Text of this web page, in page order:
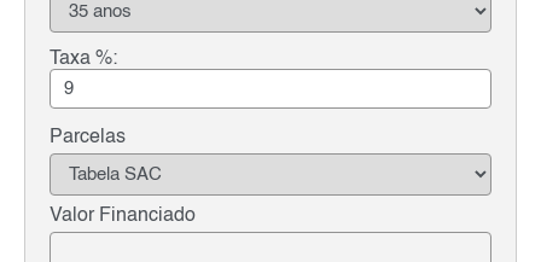
Taxa %:
Parcelas
Valor Financiado